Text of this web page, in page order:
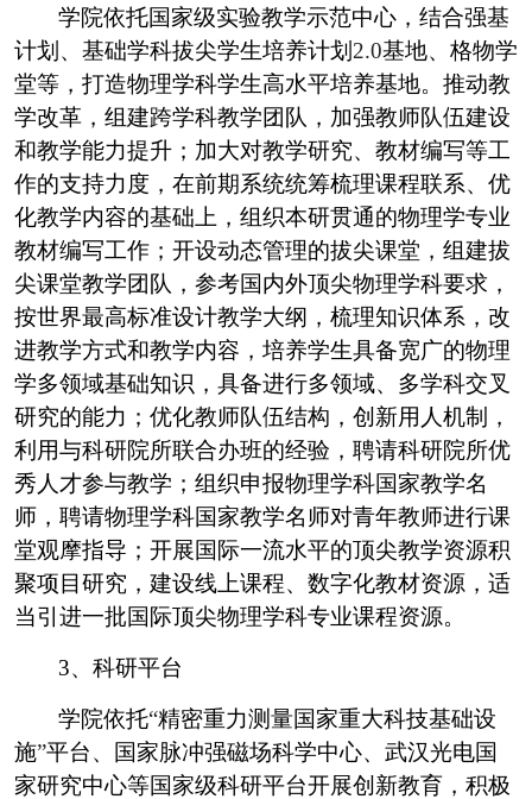
学院依托国家级实验教学示范中心，结合强基
计划、基础学科拔尖学生培养计划 2.0基地、格物学
堂等，打造物理学科学生高水平培养基地。推动教
学改革，组建跨学科教学团队，加强教师队伍建设
和教学能力提升；加大对教学研究、教材编写等工
作的支持力度，在前期系统统筹梳理课程联系、优
化教学内容的基础上，组织本研贯通的物理学专业
教材编写工作；开设动态管理的拔尖课堂，组建拔
尖课堂教学团队，参考国内外顶尖物理学科要求，
按世界最高标准设计教学大纲，梳理知识体系，改
进教学方式和教学内容，培养学生具备宽广的物理
学多领域基础知识，具备进行多领域、多学科交叉
研究的能力；优化教师队伍结构，创新用人机制，
利用与科研院所联合办班的经验，聘请科研院所优
秀人才参与教学；组织申报物理学科国家教学名
师，聘请物理学科国家教学名师对青年教师进行课
堂观摩指导；开展国际一流水平的顶尖教学资源积
聚项目研究，建设线上课程、数字化教材资源，适
当引进一批国际顶尖物理学科专业课程资源。
3、科研平台
学院依托“精密重力测量国家重大科技基础设
施”平台、国家脉冲强磁场科学中心、武汉光电国
家研究中心等国家级科研平台开展创新教育，积极